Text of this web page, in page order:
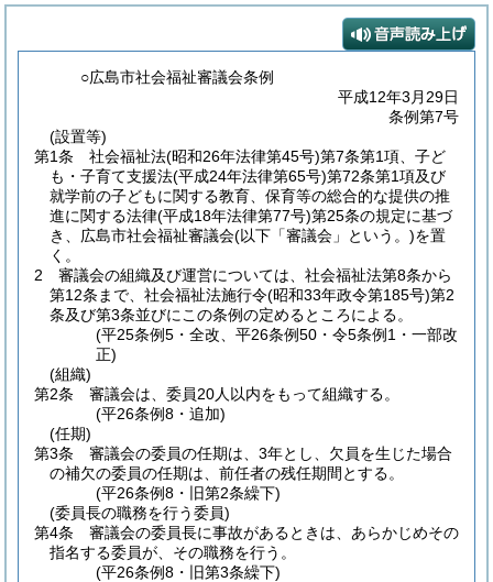
○広島市社会福祉審議会条例
平成12年3月29日
条例第7号
(設置等)
第1条
社会福祉法(昭和26年法律第45号)第7条第1項、子ど
も・子育て支援法(平成24年法律第65号)第72条第1項及び
就学前の子どもに関する教育、保育等の総合的な提供の推
進に関する法律(平成18年法律第77号)第25条の規定に基づ
き、広島市社会福祉審議会(以下「審議会」という。)を置
く。
2
審議会の組織及び運営については、社会福祉法第8条から
第12条まで、社会福祉法施行令(昭和33年政令第185号)第2
条及び第3条並びにこの条例の定めるところによる。
(平25条例5・全改、平26条例50・令5条例1・一部改
正)
(組織)
第2条
審議会は、委員20人以内をもって組織する。
(平26条例8・追加)
(任期)
第3条
審議会の委員の任期は、3年とし、欠員を生じた場合
の補欠の委員の任期は、前任者の残任期間とする。
(平26条例8・旧第2条繰下)
(委員長の職務を行う委員)
第4条
審議会の委員長に事故があるときは、あらかじめその
指名する委員が、その職務を行う。
(平26条例8・旧第3条繰下)